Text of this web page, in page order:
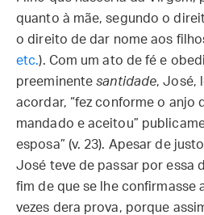
quanto à mãe, segundo o
o direito de dar nome aos
etc.). Com um ato de fé e
preeminentesantidade, José,
acordar, “fez conforme o anjo
mandado e aceitou”
esposa” (v. 23). Apesar de
José teve de passar por essa
fim de que se lhe confirmasse
vezes dera prova, porque